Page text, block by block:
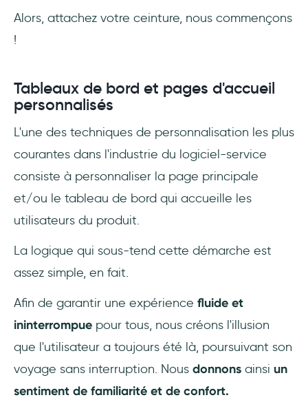
Alors, attachez votre ceinture, nous commençons
!
Tableaux de bord et pages d'accueil
personnalisés
L'une des techniques de personnalisation les plus
courantes dans l'industrie du logiciel-service
consiste à personnaliser la page principale
et/ou le tableau de bord qui accueille les
utilisateurs du produit.
La logique qui sous-tend cette démarche est
assez simple, en fait.
Afin de garantir une expérience fluide et
ininterrompue pour tous, nous créons l'illusion
que l'utilisateur a toujours été là, poursuivant son
voyage sans interruption. Nous donnons ainsi un
sentiment de familiarité et de confort.